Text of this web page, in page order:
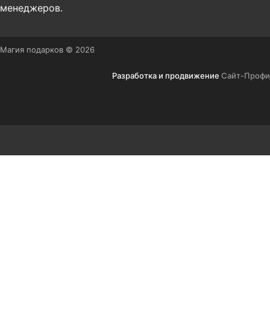
менеджеров.
Магия подарков © 2026
Разработка и продвижение Сайт-Профи